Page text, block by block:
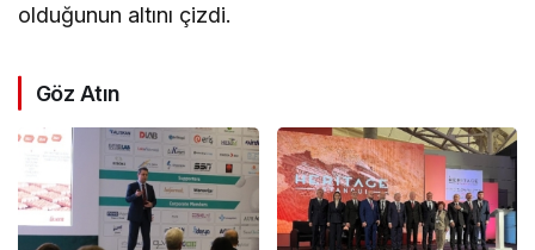
olduğunun altını çizdi.
Göz Atın